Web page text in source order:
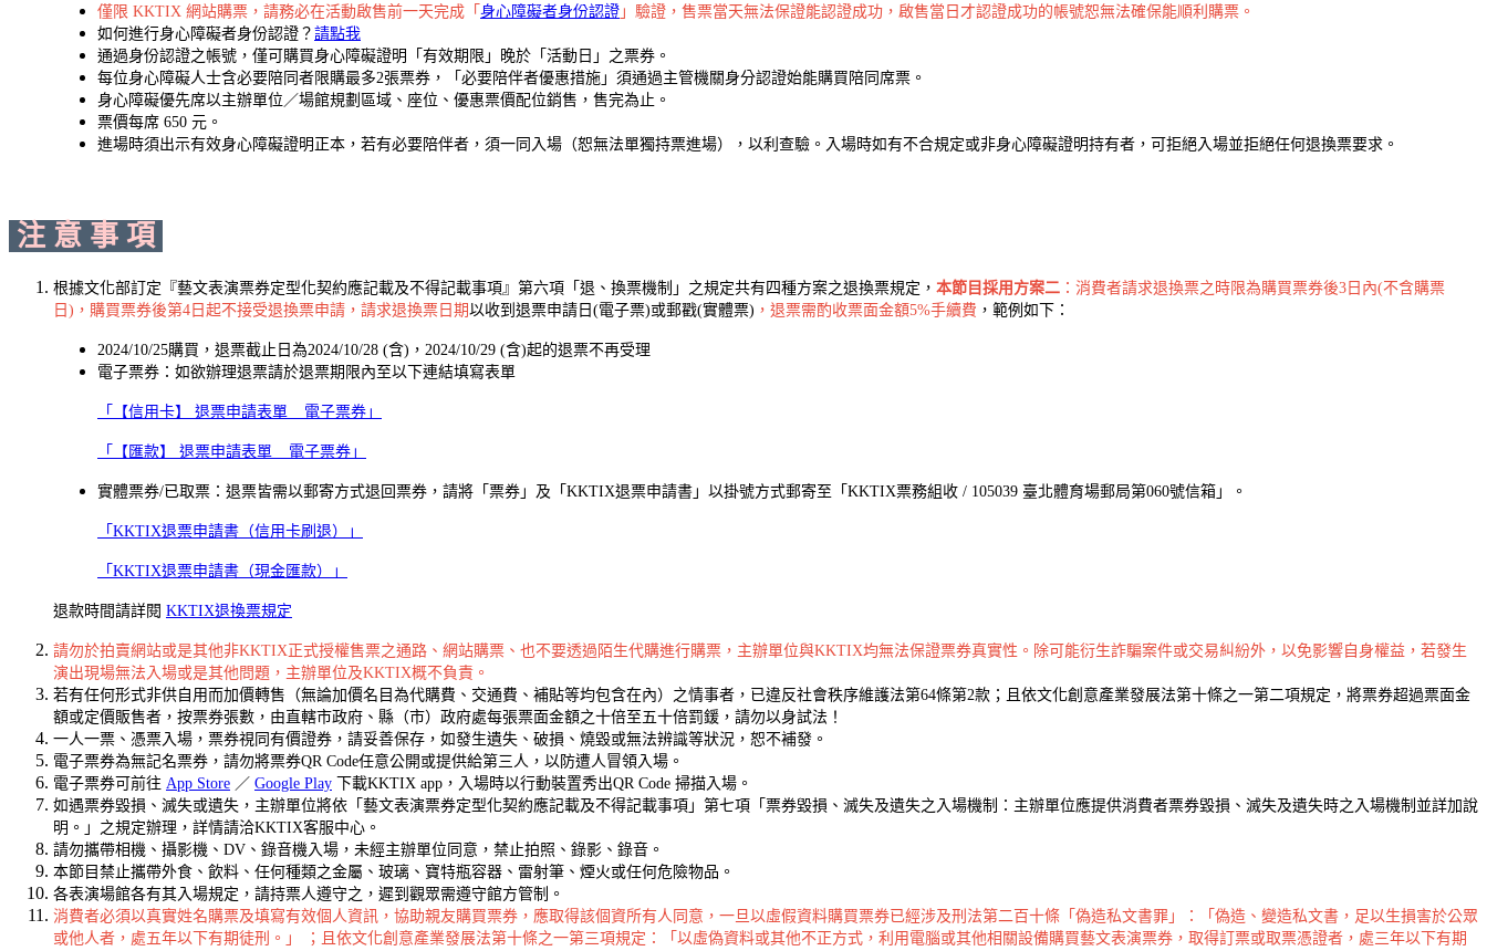
僅限 KKTIX 網站購票，請務必在活動啟售前一天完成「 身心障礙者身份認證 」驗證，售票當天無法保證能認證成功，啟售當日才認證成功的帳號恕無法確保能順利購票。
如何進行身心障礙者身份認證？ 請點我
通過身份認證之帳號，僅可購買身心障礙證明「有效期限」晚於「活動日」之票券。
每位身心障礙人士含必要陪同者限購最多2張票券，「必要陪伴者優惠措施」須通過主管機關身分認證始能購買陪同席票。
身心障礙優先席以主辦單位／場館規劃區域、座位、優惠票價配位銷售，售完為止。
票價每席 650 元。
進場時須出示有效身心障礙證明正本，若有必要陪伴者，須一同入場（恕無法單獨持票進場），以利查驗。入場時如有不合規定或非身心障礙證明持有者，可拒絕入場並拒絕任何退換票要求。
注 意 事 項
根據文化部訂定『藝文表演票券定型化契約應記載及不得記載事項』第六項「退、換票機制」之規定共有四種方案之退換票規定， 本節目採用方案二 ：消費者請求退換票之時限為購買票券後3日內(不含購票
日)，購買票券後第4日起不接受退換票申請，請求退換票日期以收到退票申請日(電子票)或郵戳(實體票) ，退票需酌收票面金額5%手續費 ，範例如下：
2024/10/25購買，退票截止日為2024/10/28 (含)，2024/10/29 (含)起的退票不再受理
電子票券：如欲辦理退票請於退票期限內至以下連結填寫表單
「【信用卡】 退票申請表單 _ 電子票券」
「【匯款】 退票申請表單 _ 電子票券」
實體票券/已取票：退票皆需以郵寄方式退回票券，請將「票券」及「KKTIX退票申請書」以掛號方式郵寄至「KKTIX票務組收 / 105039 臺北體育場郵局第060號信箱」。
「KKTIX退票申請書（信用卡刷退）」
「KKTIX退票申請書（現金匯款）」
退款時間請詳閱 KKTIX退換票規定
請勿於拍賣網站或是其他非KKTIX正式授權售票之通路、網站購票、也不要透過陌生代購進行購票，主辦單位與KKTIX均無法保證票券真實性。除可能衍生詐騙案件或交易糾紛外，以免影響自身權益，若發生
演出現場無法入場或是其他問題，主辦單位及KKTIX概不負責。
若有任何形式非供自用而加價轉售（無論加價名目為代購費、交通費、補貼等均包含在內）之情事者，已違反社會秩序維護法第64條第2款；且依文化創意產業發展法第十條之一第二項規定，將票券超過票面金
額或定價販售者，按票券張數，由直轄市政府、縣（市）政府處每張票面金額之十倍至五十倍罰鍰，請勿以身試法！
一人一票、憑票入場，票券視同有價證券，請妥善保存，如發生遺失、破損、燒毀或無法辨識等狀況，恕不補發。
電子票券為無記名票券，請勿將票券QR Code任意公開或提供給第三人，以防遭人冒領入場。
電子票券可前往 App Store ／ Google Play 下載KKTIX app，入場時以行動裝置秀出QR Code 掃描入場。
如遇票券毀損、滅失或遺失，主辦單位將依「藝文表演票券定型化契約應記載及不得記載事項」第七項「票券毀損、滅失及遺失之入場機制：主辦單位應提供消費者票券毀損、滅失及遺失時之入場機制並詳加說
明。」之規定辦理，詳情請洽KKTIX客服中心。
請勿攜帶相機、攝影機、DV、錄音機入場，未經主辦單位同意，禁止拍照、錄影、錄音。
本節目禁止攜帶外食、飲料、任何種類之金屬、玻璃、寶特瓶容器、雷射筆、煙火或任何危險物品。
各表演場館各有其入場規定，請持票人遵守之，遲到觀眾需遵守館方管制。
消費者必須以真實姓名購票及填寫有效個人資訊，協助親友購買票券，應取得該個資所有人同意，一旦以虛假資料購買票券已經涉及刑法第二百十條「偽造私文書罪」：「偽造、變造私文書，足以生損害於公眾
或他人者，處五年以下有期徒刑。」 ；且依文化創意產業發展法第十條之一第三項規定：「以虛偽資料或其他不正方式，利用電腦或其他相關設備購買藝文表演票券，取得訂票或取票憑證者，處三年以下有期